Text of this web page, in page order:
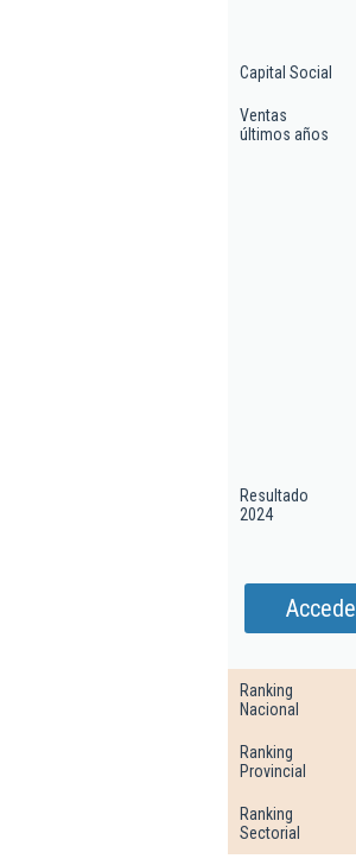
Capital Social
Ventas
últimos años
Resultado
2024
Ranking
Nacional
Ranking
Provincial
Ranking
Sectorial